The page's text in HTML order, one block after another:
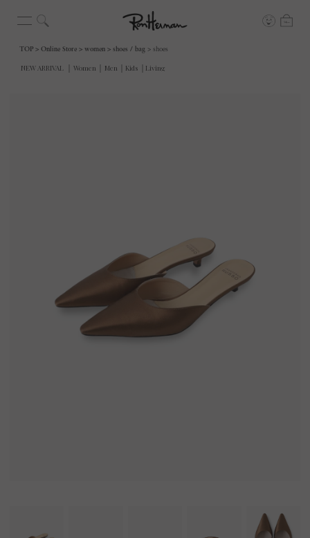
TOP Online Store women shoes / bag shoes